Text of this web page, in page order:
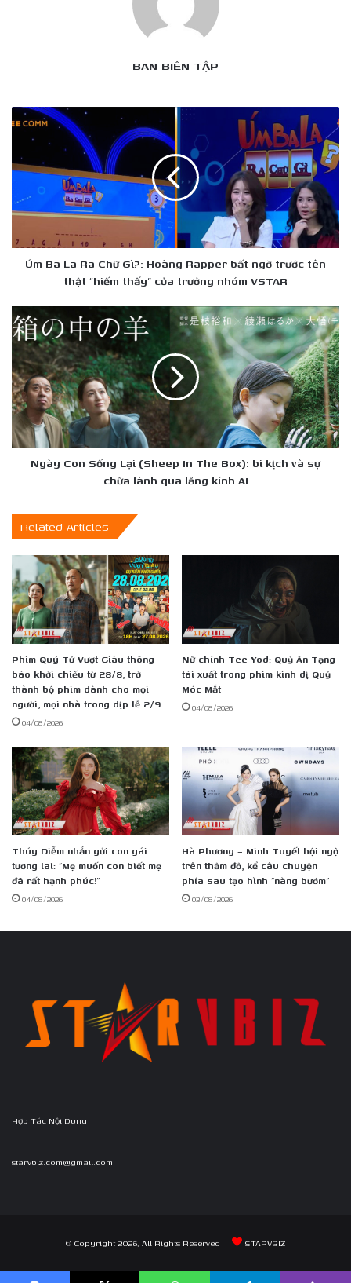
BAN BIÊN TẬP
Úm
Ba
Ra
Gì?:
Hoàng
bất
ngờ
“hiếm
thấy”
của
trưởng
nhóm
VSTAR
Úm Ba La Ra Chữ Gì?: Hoàng Rapper bất ngờ trước tên
thật “hiếm thấy” của trưởng nhóm VSTAR
Ngày
Con
Sống
Lại
(Sheep
In
The
Box):
bi
chữa
lành
kính
AI
Ngày Con Sống Lại (Sheep In The Box): bi kịch và sự
chữa lành qua lăng kính AI
Related Articles
Phim Quý Tử Vượt Giàu thông
báo khởi chiếu từ 28/8, trở
thành bộ phim dành cho mọi
người, mọi nhà trong dịp lễ 2/9
04/08/2026
Nữ chính Tee Yod: Quỷ Ăn Tạng
tái xuất trong phim kinh dị Quỷ
Móc Mắt
04/08/2026
Thúy Diễm nhắn gửi con gái
tương lai: “Mẹ muốn con biết mẹ
đã rất hạnh phúc!”
04/08/2026
Hà Phương – Minh Tuyết hội ngộ
trên thảm đỏ, kể câu chuyện
phía sau tạo hình “nàng bướm”
03/08/2026
Hợp Tác Nội Dung
starvbiz.com@gmail.com
© Copyright 2026, All Rights Reserved | STARVBIZ